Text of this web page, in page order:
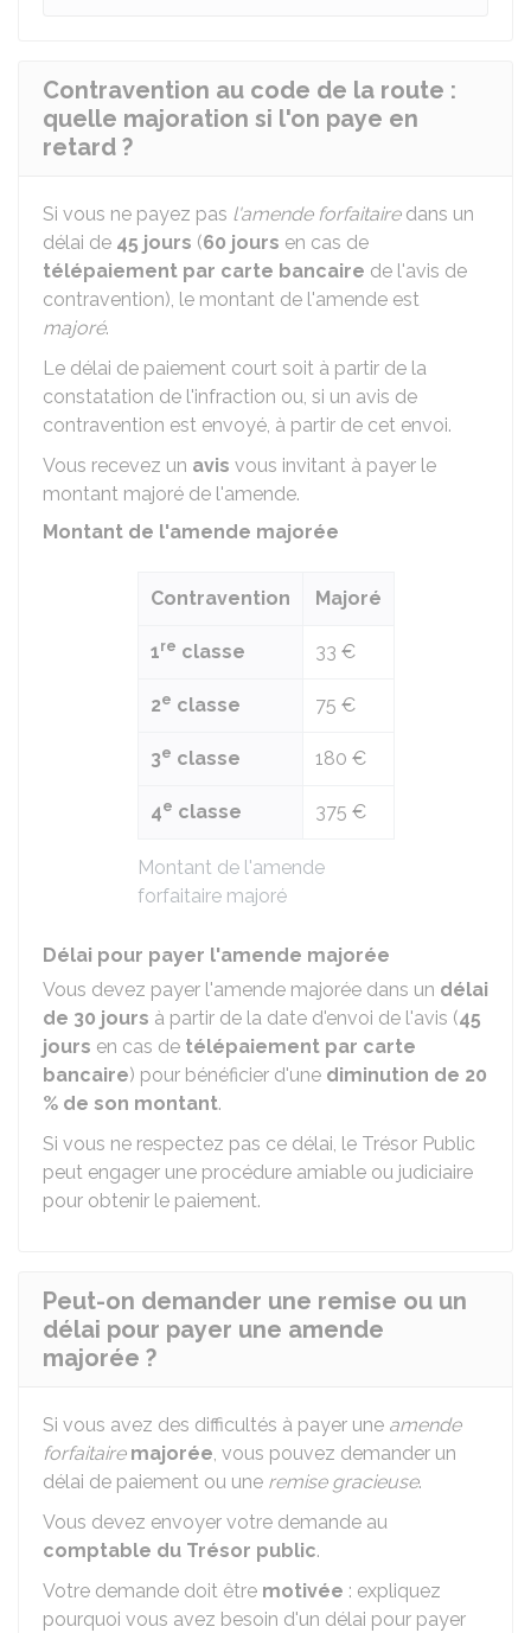
Contravention au code de la route :
quelle majoration si l'on paye en
retard ?
Si vous ne payez pas l'amende forfaitairedans un
délai de 45 jours (60 jours en cas de
télépaiement par carte bancaire de l'avis de
contravention), le montant de l'amende est
majoré.
Le délai de paiement court soit à partir de la
constatation de l'infraction ou, si un avis de
contravention est envoyé, à partir de cet envoi.
Vous recevez un avis vous invitant à payer le
montant majoré de l'amende.
Montant de l'amende majorée
Montant de l'amende
forfaitaire majoré
Contravention Majoré
1re classe 33 €
2e classe 75 €
3e classe 180 €
4e classe 375 €
Délai pour payer l'amende majorée
Vous devez payer l'amende majorée dans un délai
de 30 jours à partir de la date d'envoi de l'avis (45
jours en cas de télépaiement par carte
bancaire) pour bénéficier d'une diminution de 20
% de son montant.
Si vous ne respectez pas ce délai, le Trésor Public
peut engager une procédure amiable ou judiciaire
pour obtenir le paiement.
Peut-on demander une remise ou un
délai pour payer une amende
majorée ?
Si vous avez des difficultés à payer une amende
forfaitaire majorée, vous pouvez demander un
délai de paiement ou une remise gracieuse.
Vous devez envoyer votre demande au
comptable du Trésor public.
Votre demande doit être motivée : expliquez
pourquoi vous avez besoin d'un délai pour payer